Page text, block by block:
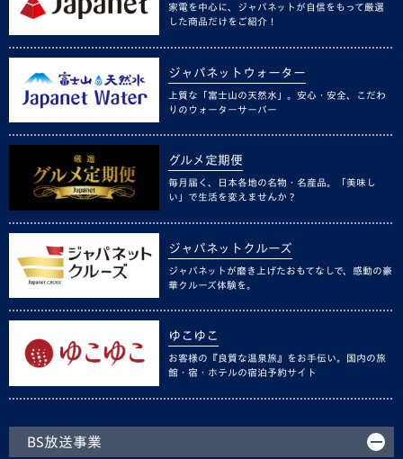
家電を中心に、ジャパネットが自信をもって厳選
した商品だけをご紹介！
ジャパネットウォーター
上質な「富士山の天然水」。安心・安全、こだわ
りのウォーターサーバー
グルメ定期便
毎月届く、日本各地の名物・名産品。「美味し
い」で生活を変えませんか？
ジャパネットクルーズ
ジャパネットが磨き上げたおもてなしで、感動の豪
華クルーズ体験を。
ゆこゆこ
お客様の『良質な温泉旅』をお手伝い。国内の旅
館・宿・ホテルの宿泊予約サイト
BS放送事業